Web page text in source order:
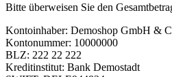
Bitte überweisen Sie den
Kontoinhaber: Demoshop GmbH &
Kontonummer: 10000000
BLZ: 222 22 222
Kreditinstitut: Bank Demostadt